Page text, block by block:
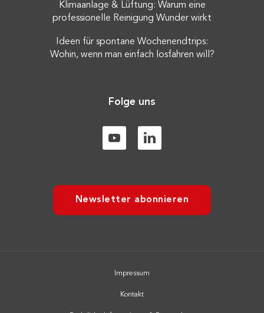
Klimaanlage & Lüftung: Warum eine
professionelle Reinigung Wunder wirkt
Ideen für spontane Wochenendtrips:
Wohin, wenn man einfach losfahren will?
Folge uns
Newsletter abonnieren
Impressum
Kontakt